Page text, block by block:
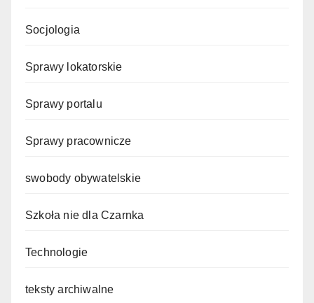
Socjologia
Sprawy lokatorskie
Sprawy portalu
Sprawy pracownicze
swobody obywatelskie
Szkoła nie dla Czarnka
Technologie
teksty archiwalne